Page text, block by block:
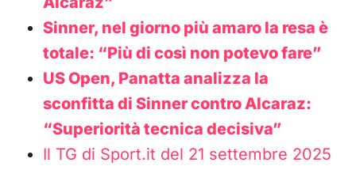
Sinner, nel giorno più amaro la resa è
totale: “Più di così non potevo fare”
US Open, Panatta analizza la
sconfitta di Sinner contro Alcaraz:
“Superiorità tecnica decisiva”
Il TG di Sport.it del 21 settembre 2025